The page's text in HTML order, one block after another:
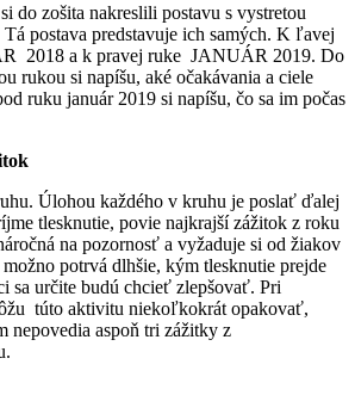
do zošita nakreslili postavu s vystretou
postava predstavuje ich samých. K ľavej
2018 a k pravej ruke JANUÁR 2019. Do
rukou si napíšu, aké očakávania a ciele
ruku január 2019 si napíšu, čo sa im počas
Úlohou každého v kruhu je poslať ďalej
tlesknutie, povie najkrajší zážitok z roku
na pozornosť a vyžaduje si od žiakov
potrvá dlhšie, kým tlesknutie prejde
sa určite budú chcieť zlepšovať. Pri
túto aktivitu niekoľkokrát opakovať,
nepovedia aspoň tri zážitky z